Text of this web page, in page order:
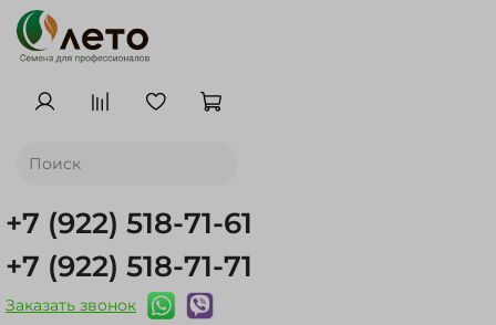
+7 (922) 518-71-61
+7 (922) 518-71-71
Заказать звонок